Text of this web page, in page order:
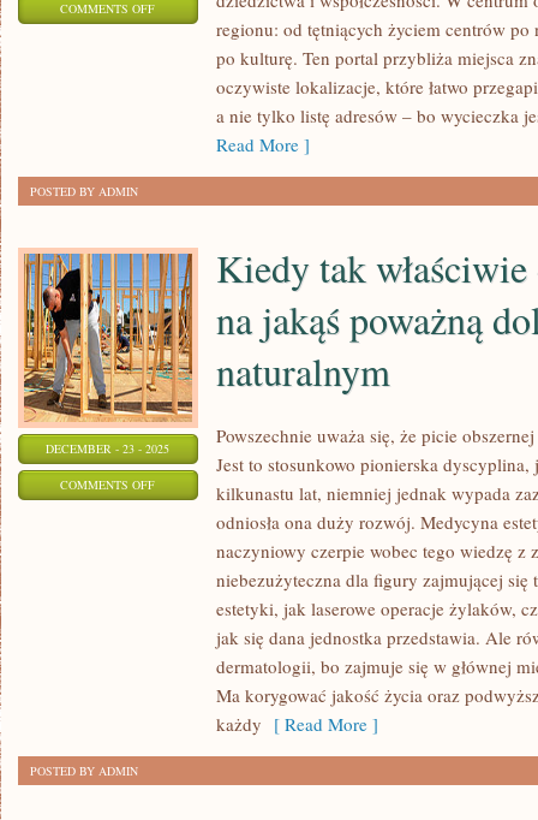
COMMENTS OFFON
regionu: od tętniących życiem centrów
po kulturę. Ten portal przybliża miejsca
oczywiste lokalizacje, które łatwo
a nie tylko listę adresów – bo wycieczka
Read More ]
POSTED BY ADMIN
DECEMBER - 23 - 2025
COMMENTS OFFON
DOLEGLIWOŚĆ
NATURALNYM
Kiedy tak właściwie
na jakąś poważną
naturalnym
Powszechnie uważa się, że picie
Jest to stosunkowo pionierska
kilkunastu lat, niemniej jednak wypada
odniosła ona duży rozwój. Medycyna
naczyniowy czerpie wobec tego wiedzę z
niebezużyteczna dla figury zajmującej się
estetyki, jak laserowe operacje żylaków,
jak się dana jednostka przedstawia. Ale
dermatologii, bo zajmuje się w głównej
Ma korygować jakość życia oraz
każdy [ Read More ]
POSTED BY ADMIN